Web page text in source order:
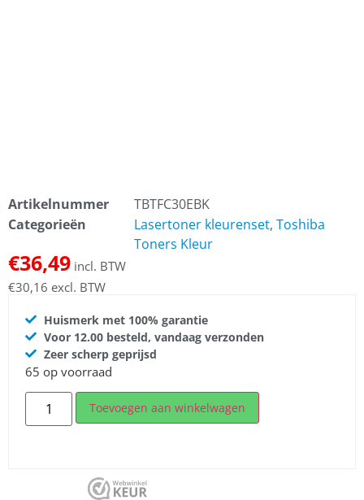
Artikelnummer
TBTFC30EBK
Categorieën
Lasertoner kleurenset, Toshiba
Toners Kleur
€36,49 incl. BTW
€30,16 excl. BTW
Huismerk met 100% garantie
Voor 12.00 besteld, vandaag verzonden
Zeer scherp geprijsd
65 op voorraad
Toevoegen aan winkelwagen